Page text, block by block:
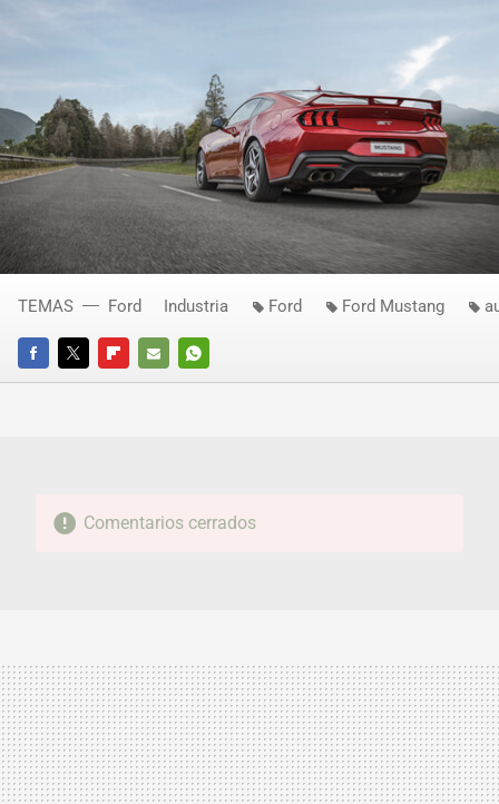
FACEBOOKTWITTERFLIPBOARD
E-
WHATSAPP
TEMAS Ford Industria Ford Ford Mustang
Comentarios cerrados